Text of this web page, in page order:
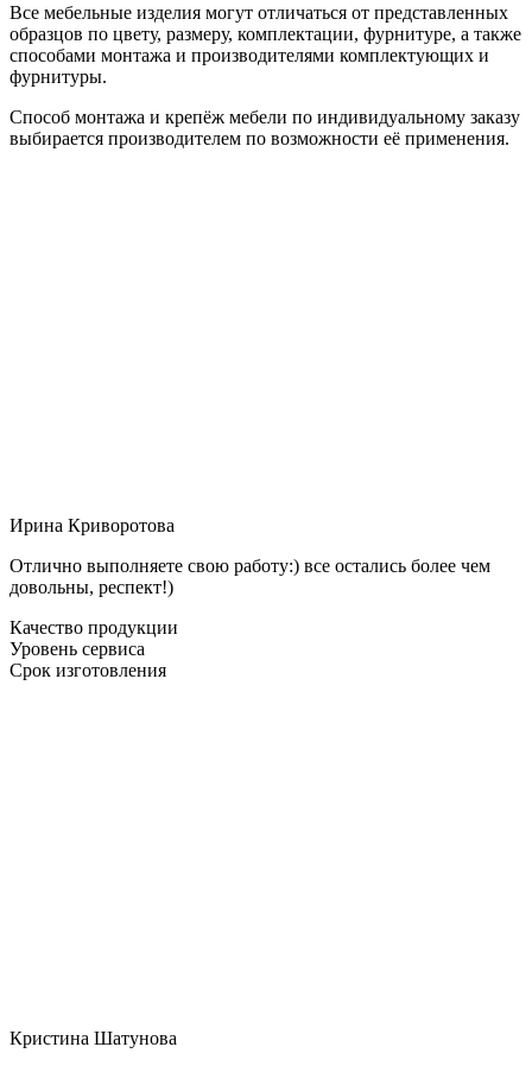
Все мебельные изделия могут отличаться от представленных
образцов по цвету, размеру, комплектации, фурнитуре, а также
способами монтажа и производителями комплектующих и
фурнитуры.
Способ монтажа и крепёж мебели по индивидуальному заказу
выбирается производителем по возможности её применения.
Ирина Криворотова
Отлично выполняете свою работу:) все остались более чем
довольны, респект!)
Качество продукции
Уровень сервиса
Срок изготовления
Кристина Шатунова